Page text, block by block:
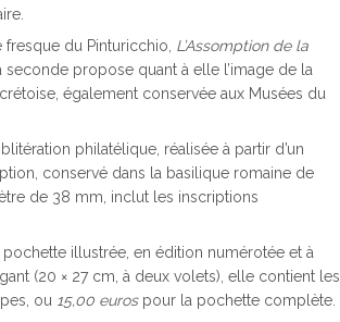
du Pinturicchio, L’Assomption de la
propose quant à elle l’image de la
également conservée aux Musées du
philatélique, réalisée à partir d’un
conservé dans la basilique romaine de
de 38 mm, inclut les inscriptions
illustrée, en édition numérotée et à
(20 × 27 cm, à deux volets), elle contient les
ou 15,00 eurospour la pochette complète.